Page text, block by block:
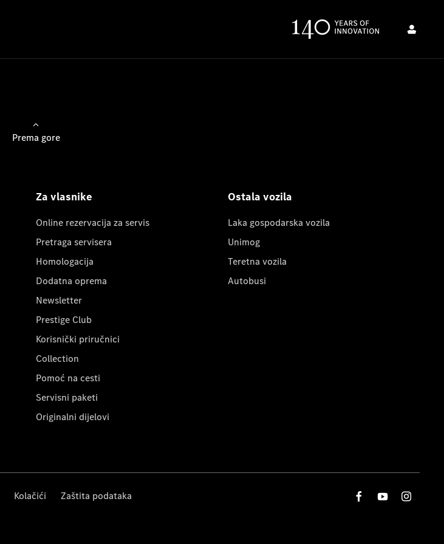
Prema gore
Za vlasnike
Online rezervacija za servis
Pretraga servisera
Homologacija
Dodatna oprema
Newsletter
Prestige Club
Korisnički priručnici
Collection
Pomoć na cesti
Servisni paketi
Originalni dijelovi
Ostala vozila
Laka gospodarska vozila
Unimog
Teretna vozila
Autobusi
Kolačići Zaštita podataka